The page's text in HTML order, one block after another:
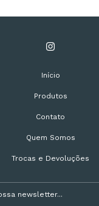
Início
Produtos
Contato
Quem Somos
Trocas e Devoluções